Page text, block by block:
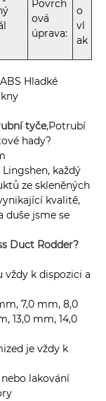
Povrch
ová
úprava:
o
vl
ak
Hladké
tyče,Potrubí
hady?
každý
ze skleněných
kvalitě,
duše jsme se
Duct Rodder?
vždy k dispozici a
7,0 mm, 8,0
13,0 mm, 14,0
je vždy k
lakování